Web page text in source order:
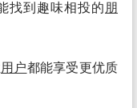
找到趣味相投的 朋
用户都能享受更优质